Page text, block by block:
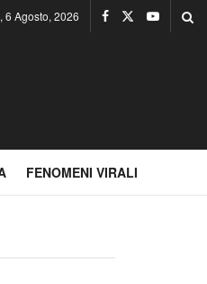
6 Agosto, 2026
FENOMENI VIRALI